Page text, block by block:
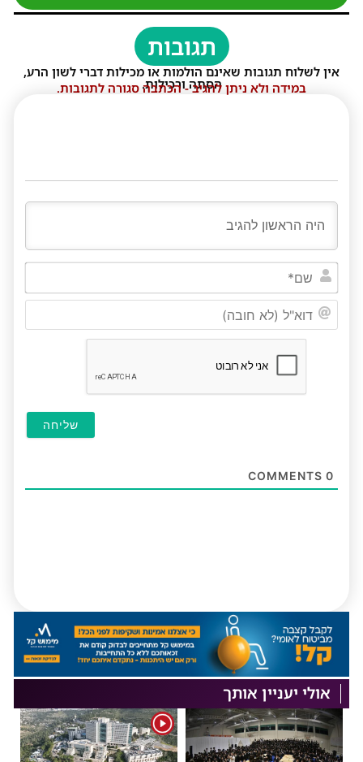
תגובות
אין לשלוח תגובות שאינם הולמות או מכילות דברי לשון הרע,
הסתה ורכילות.
במידה ולא ניתן להגיב - הכתבה סגורה לתגובות.
0
אולי יעניין אותך
1